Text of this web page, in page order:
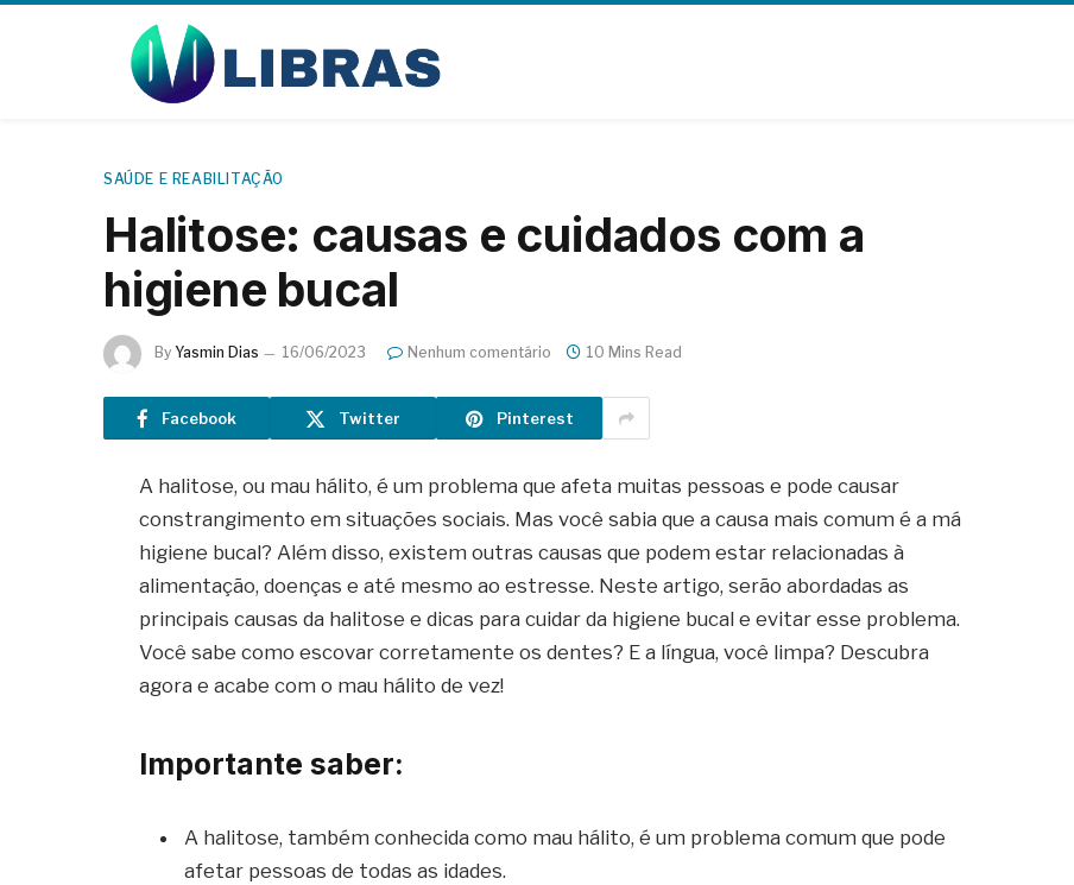
SAÚDE E REABILITAÇÃO
Halitose: causas e cuidados com a
higiene bucal
By Yasmin Dias 16/06/2023 Nenhum comentário 10 Mins Read
Facebook Twitter Pinterest
A halitose, ou mau hálito, é um problema que afeta muitas pessoas e pode causar
constrangimento em situações sociais. Mas você sabia que a causa mais comum é a má
higiene bucal? Além disso, existem outras causas que podem estar relacionadas à
alimentação, doenças e até mesmo ao estresse. Neste artigo, serão abordadas as
principais causas da halitose e dicas para cuidar da higiene bucal e evitar esse problema.
Você sabe como escovar corretamente os dentes? E a língua, você limpa? Descubra
agora e acabe com o mau hálito de vez!
Importante saber:
A halitose, também conhecida como mau hálito, é um problema comum que pode
afetar pessoas de todas as idades.